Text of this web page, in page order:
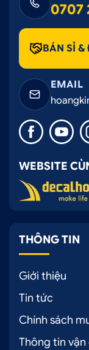
0707
BÁN SỈ
EMAIL
WEBSITE
THÔNG TIN
Giới thiệu
Tin tức
Chính sách
Thông tin vận